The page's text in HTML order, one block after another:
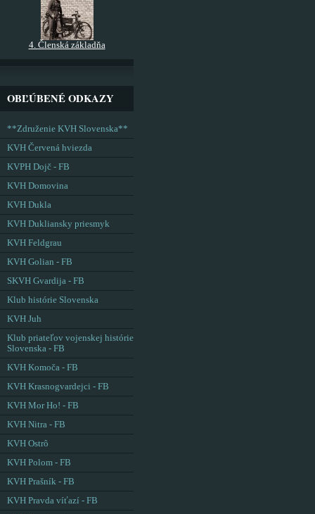
4. Členská základňa
OBĽÚBENÉ ODKAZY
**Združenie KVH Slovenska**
KVH Červená hviezda
KVPH Dojč - FB
KVH Domovina
KVH Dukla
KVH Dukliansky priesmyk
KVH Feldgrau
KVH Golian - FB
SKVH Gvardija - FB
Klub histórie Slovenska
KVH Juh
Klub priateľov vojenskej histórie
Slovenska - FB
KVH Komoča - FB
KVH Krasnogvardejci - FB
KVH Mor Ho! - FB
KVH Nitra - FB
KVH Ostrô
KVH Polom - FB
KVH Prašník - FB
KVH Pravda víťazí - FB